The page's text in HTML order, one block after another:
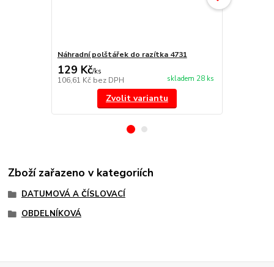
Náhradní polštářek do razítka 4731
129 Kč/ks
106,61 Kč bez DPH skladem 28 ks
Zvolit variantu
Zboží zařazeno v kategoriích
DATUMOVÁ A ČÍSLOVACÍ
OBDELNÍKOVÁ